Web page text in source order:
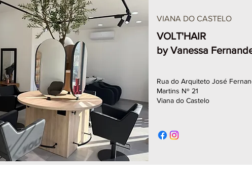
VIANA DO CASTELO
VOLT'HAIR
by Vanessa
Rua do Arquiteto José
Martins Nº 21
Viana do Castelo